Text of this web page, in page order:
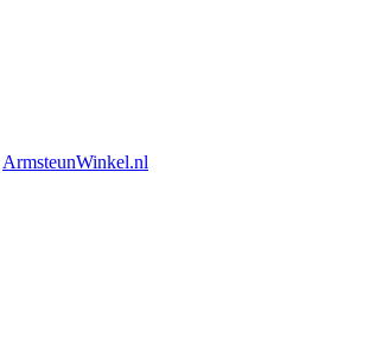
ArmsteunWinkel.nl